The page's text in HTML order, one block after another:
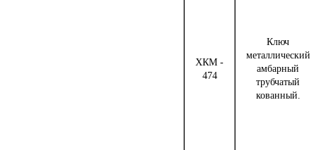
ХКМ -
474
Ключ
металлический
амбарный
трубчатый
кованный.